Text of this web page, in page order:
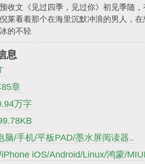
收文《见过四季，见过你》初见季随
莱看着那个在海里沉默冲浪的男人，
的不轻
息
章
万字
脑/手机/平板PAD/墨水屏阅读器..
iOS/Android/Linux/鸿蒙/